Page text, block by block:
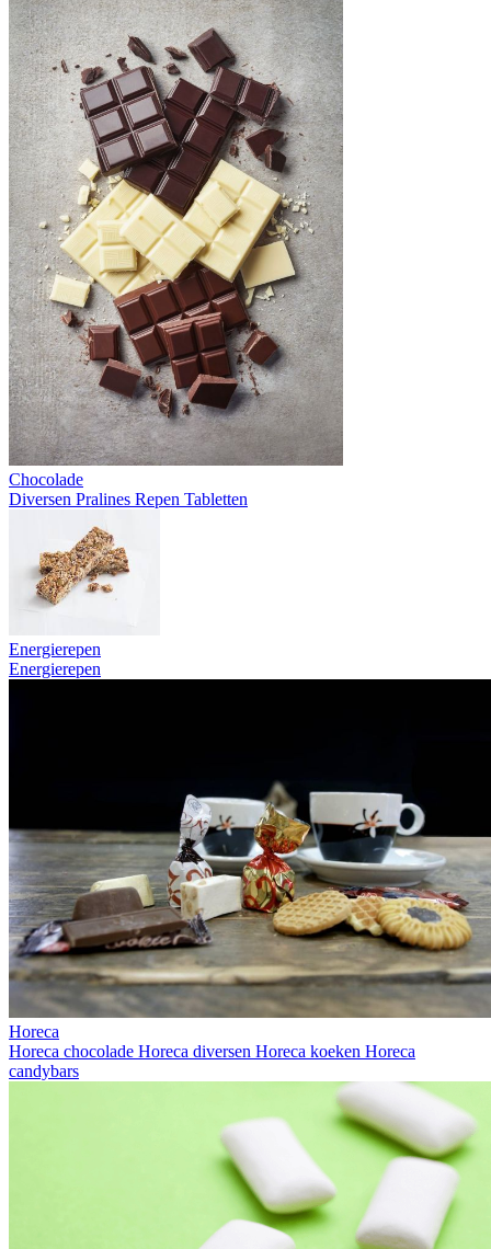
Chocolade
Diversen Pralines Repen Tabletten
Energierepen
Energierepen
Horeca
Horeca chocolade Horeca diversen Horeca koeken Horeca
candybars